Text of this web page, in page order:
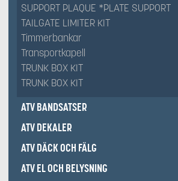
SUPPORT PLAQUE *PLATE SUPPORT
TAILGATE LIMITER KIT
Timmerbankar
Transportkapell
TRUNK BOX KIT
TRUNK BOX KIT
ATV BANDSATSER
ATV DEKALER
ATV DÄCK OCH FÄLG
ATV EL OCH BELYSNING